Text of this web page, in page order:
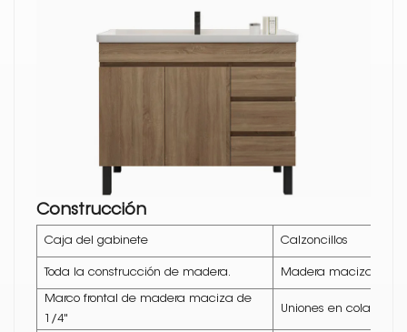
Construcción
Caja del gabinete Calzoncillos
Toda la construcción de madera. Madera maciza
Marco frontal de madera maciza de
1/4"
Uniones en cola de